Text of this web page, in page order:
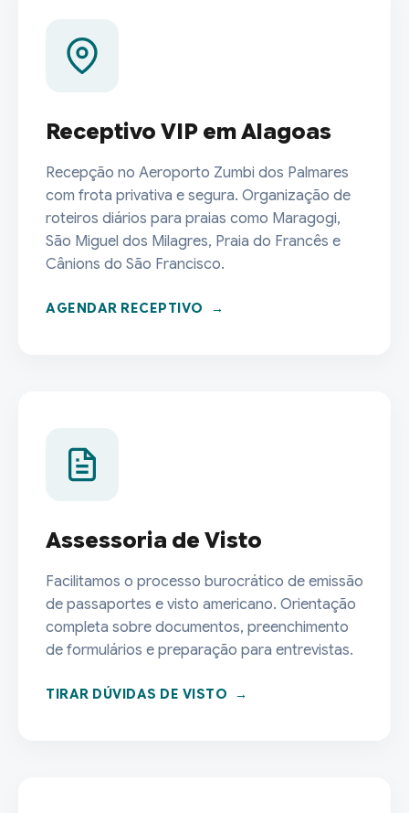
Receptivo VIP em Alagoas
Recepção no Aeroporto Zumbi dos Palmares
com frota privativa e segura. Organização de
roteiros diários para praias como Maragogi,
São Miguel dos Milagres, Praia do Francês e
Cânions do São Francisco.
AGENDAR RECEPTIVO
Assessoria de Visto
Facilitamos o processo burocrático de emissão
de passaportes e visto americano. Orientação
completa sobre documentos, preenchimento
de formulários e preparação para entrevistas.
TIRAR DÚVIDAS DE VISTO